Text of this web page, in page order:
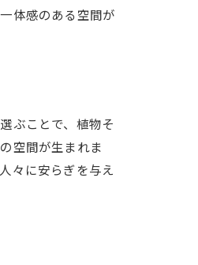
体感のある空間が
ぶことで、植物そ
空間が生まれま
々に安らぎを与え